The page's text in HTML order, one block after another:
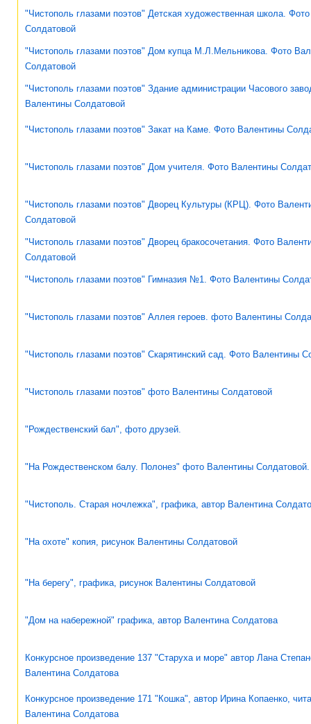
"Чистополь глазами поэтов" Детская художественная школа.
Солдатовой
"Чистополь глазами поэтов" Дом купца М.Л.Мельникова. Фото
Солдатовой
"Чистополь глазами поэтов" Здание администрации Часового
Валентины Солдатовой
"Чистополь глазами поэтов" Закат на Каме. Фото Валентины
"Чистополь глазами поэтов" Дом учителя. Фото Валентины
"Чистополь глазами поэтов" Дворец Культуры (КРЦ). Фото
Солдатовой
"Чистополь глазами поэтов" Дворец бракосочетания. Фото
Солдатовой
"Чистополь глазами поэтов" Гимназия №1. Фото Валентины
"Чистополь глазами поэтов" Аллея героев. фото Валентины
"Чистополь глазами поэтов" Скарятинский сад. Фото Валентины
"Чистополь глазами поэтов" фото Валентины Солдатовой
"Рождественский бал", фото друзей.
"На Рождественском балу. Полонез" фото Валентины Солдатовой.
"Чистополь. Старая ночлежка", графика, автор Валентина
"На охоте" копия, рисунок Валентины Солдатовой
"На берегу", графика, рисунок Валентины Солдатовой
"Дом на набережной" графика, автор Валентина Солдатова
Конкурсное произведение 137 "Старуха и море" автор Лана
Валентина Солдатова
Конкурсное произведение 171 "Кошка", автор Ирина Копаенко,
Валентина Солдатова